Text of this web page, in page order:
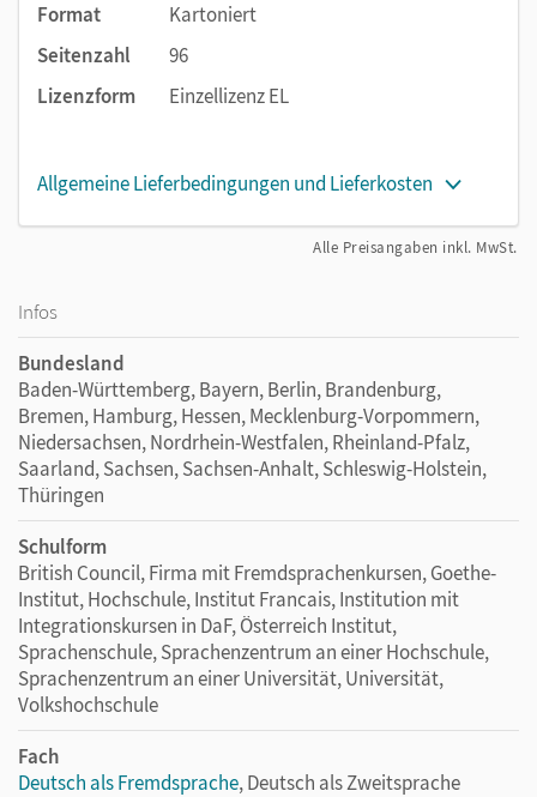
Format
Kartoniert
Seitenzahl
96
Lizenzform
Einzellizenz EL
Allgemeine Lieferbedingungen und Lieferkosten
Alle Preisangaben inkl. MwSt.
Infos
Bundesland
Baden-Württemberg, Bayern, Berlin, Brandenburg,
Bremen, Hamburg, Hessen, Mecklenburg-Vorpommern,
Niedersachsen, Nordrhein-Westfalen, Rheinland-Pfalz,
Saarland, Sachsen, Sachsen-Anhalt, Schleswig-Holstein,
Thüringen
Schulform
British Council, Firma mit Fremdsprachenkursen, Goethe-
Institut, Hochschule, Institut Francais, Institution mit
Integrationskursen in DaF, Österreich Institut,
Sprachenschule, Sprachenzentrum an einer Hochschule,
Sprachenzentrum an einer Universität, Universität,
Volkshochschule
Fach
Deutsch als Fremdsprache, Deutsch als Zweitsprache